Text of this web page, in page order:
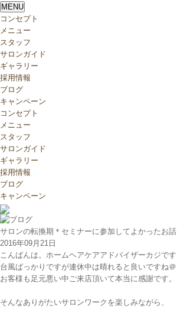
MENU
コンセプト
メニュー
スタッフ
サロンガイド
ギャラリー
採用情報
ブログ
キャンペーン
コンセプト
メニュー
スタッフ
サロンガイド
ギャラリー
採用情報
ブログ
キャンペーン
サロンの転換期＊セミナーに参加してよかったお話
2016年09月21日
こんばんは。ホームヘアケアアドバイザーカジです
台風ばっかりですが連休中は晴れると良いですね＠
お客様も足元悪い中ご来店頂いて本当に感謝です。
そんなありがたいサロンワークを楽しみながら、